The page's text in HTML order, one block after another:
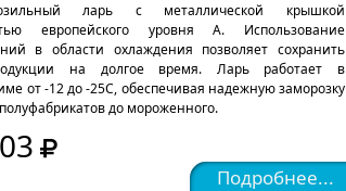
ларь с металлической крышкой
европейского уровня А. Использование
в области охлаждения позволяет сохранить
на долгое время. Ларь работает в
от -12 до -25С, обеспечивая надежную заморозку
до мороженного.
Подробнее...